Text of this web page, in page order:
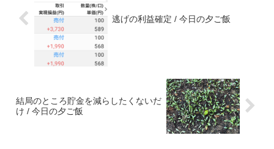
逃げの利益確定 / 今日の夕ご飯
結局のところ貯金を減らしたくないだ
け / 今日の夕ご飯